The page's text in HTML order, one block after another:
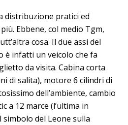
distribuzione pratici ed
Ebbene, col medio Tgm,
cosa. Il due assi del
è infatti un veicolo che fa
da visita. Cabina corta
di salita), motore 6 cilindri di
dell’ambiente, cambio
a 12 marce (l’ultima in
del Leone sulla